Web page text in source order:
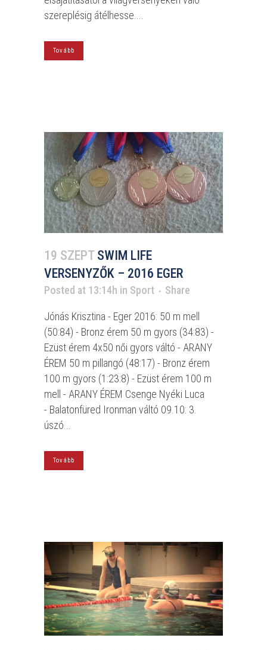
szereplésig átélhesse....
Tovább
19 SZEPT SWIM LIFE
VERSENYZŐK – 2016 EGER
Posted at 13:14h in Sport Share
Jónás Krisztina - Eger 2016: 50 m mell
(50:84) - Bronz érem 50 m gyors (34:83) -
Ezüst érem 4x50 női gyors váltó - ARANY
ÉREM 50 m pillangó (48:17) - Bronz érem
100 m gyors (1:23:8) - Ezüst érem 100 m
mell - ARANY ÉREM Csenge Nyéki Luca
- Balatonfüred Ironman váltó 09.10: 3.
úszó...
Tovább